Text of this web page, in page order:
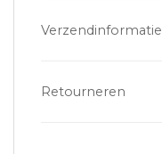
Verzendinformatie
Retourneren